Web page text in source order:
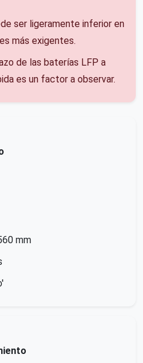
ser ligeramente inferior en
más exigentes.
de las baterías LFP a
es un factor a observar.
mm